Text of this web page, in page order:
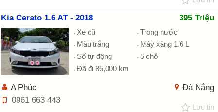
Kia Cerato 1.6 AT - 2018 395 Triệu
Xe cũ
Trong nước
Màu trắng
Máy xăng 1.6 L
Số tự động
5 chỗ
Đã đi 85,000 km
Đà Nẵng
A Phúc
0961 663 443
Lưu tin